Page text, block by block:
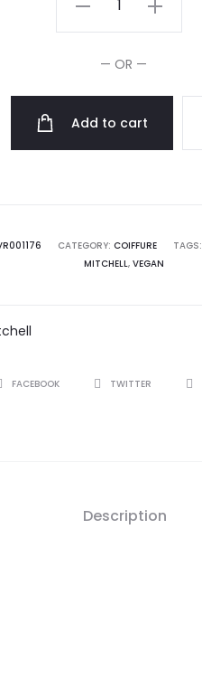
UV
Locking
Spray
— OR —
Add to cart
CATEGORY: COIFFURE TAGS:
MITCHELL, VEGAN
FACEBOOK TWITTER
Description